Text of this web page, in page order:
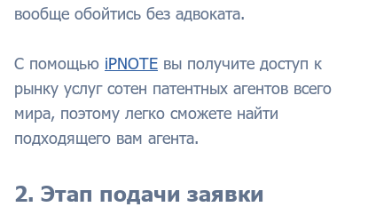
вообще обойтись без адвоката.
С помощью iPNOTE вы получите доступ к
рынку услуг сотен патентных агентов всего
мира, поэтому легко сможете найти
подходящего вам агента.
2. Этап подачи заявки